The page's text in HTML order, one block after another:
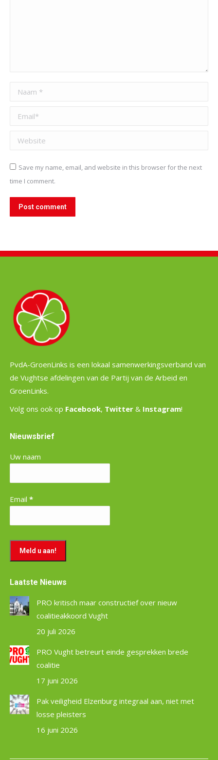
Naam *
Email *
Website
Save my name, email, and website in this browser for the next
time I comment.
Post comment
PvdA-GroenLinks is een lokaal samenwerkingsverband van
de Vughtse afdelingen van de Partij van de Arbeid en
GroenLinks.
Volg ons ook op Facebook, Twitter & Instagram!
Nieuwsbrief
Uw naam
Email *
Laatste Nieuws
PRO kritisch maar constructief over nieuw
coalitieakkoord Vught
20 juli 2026
PRO Vught betreurt einde gesprekken brede
coalitie
17 juni 2026
Pak veiligheid Elzenburg integraal aan, niet met
losse pleisters
16 juni 2026